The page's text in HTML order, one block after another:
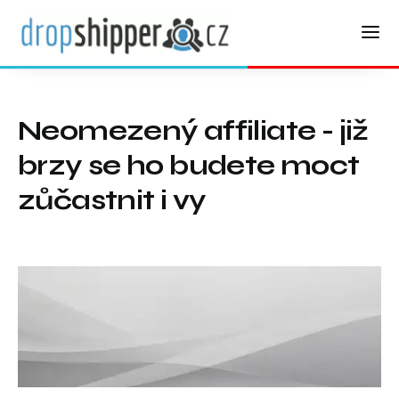
Neomezený affiliate - již
brzy se ho budete moct
zůčastnit i vy